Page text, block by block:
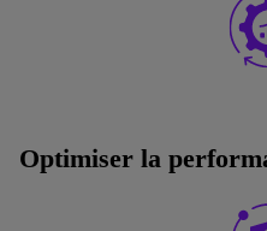
Optimiser la